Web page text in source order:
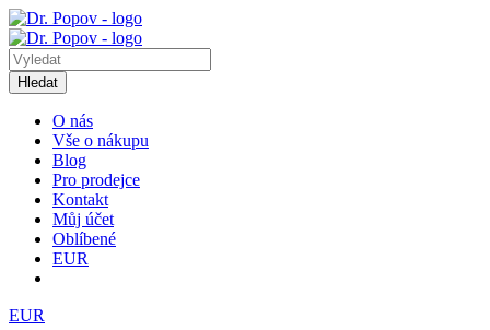
Hledat
O nás
Vše o nákupu
Blog
Pro prodejce
Kontakt
Můj účet
Oblíbené
EUR
EUR